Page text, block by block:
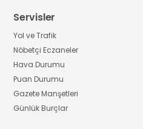
Servisler
Yol ve Trafik
Nöbetçi Eczaneler
Hava Durumu
Puan Durumu
Gazete Manşetleri
Günlük Burçlar